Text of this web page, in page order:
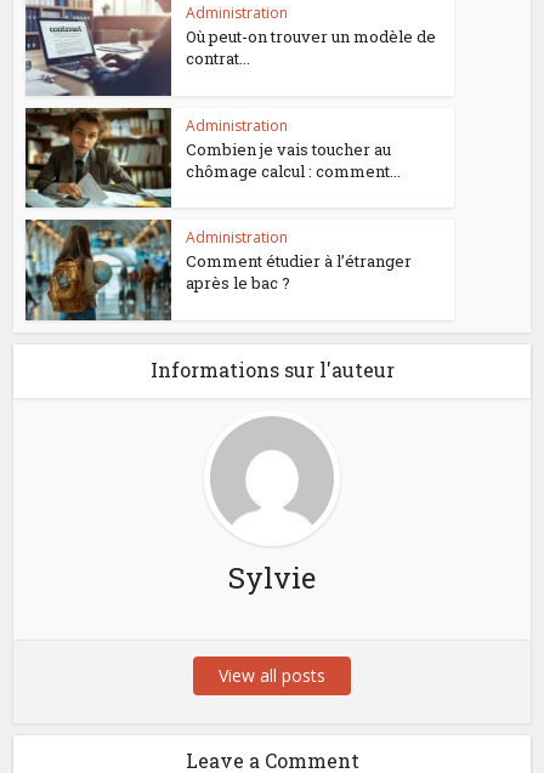
Administration
Où peut-on trouver un modèle de
contrat...
Administration
Combien je vais toucher au
chômage calcul : comment...
Administration
Comment étudier à l’étranger
après le bac ?
Informations sur l'auteur
Sylvie
View all posts
Leave a Comment